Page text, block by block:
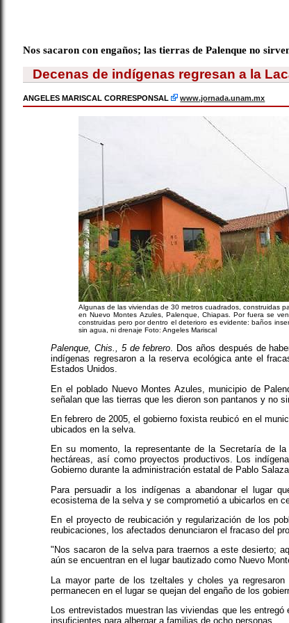
Nos sacaron con engaños; las tierras de Palenque no
Decenas de indígenas regresan a la
ANGELES MARISCAL CORRESPONSAL www.jornada.unam.mx
Algunas de las viviendas de 30 metros cuadrados, construidas
en Nuevo Montes Azules, Palenque, Chiapas. Por fuera se
construidas pero por dentro el deterioro es evidente: baños
sin agua, ni drenaje Foto: Angeles Mariscal
Palenque, Chis., 5 de febrero. Dos años después de
indígenas regresaron a la reserva ecológica ante el
Estados Unidos.
En el poblado Nuevo Montes Azules, municipio de
señalan que las tierras que les dieron son pantanos y no
En febrero de 2005, el gobierno foxista reubicó en el
ubicados en la selva.
En su momento, la representante de la Secretaría de
hectáreas, así como proyectos productivos. Los
Gobierno durante la administración estatal de Pablo
Para persuadir a los indígenas a abandonar el lugar
ecosistema de la selva y se comprometió a ubicarlos en
En el proyecto de reubicación y regularización de los
reubicaciones, los afectados denunciaron el fracaso del
"Nos sacaron de la selva para traernos a este desierto;
aún se encuentran en el lugar bautizado como Nuevo
La mayor parte de los tzeltales y choles ya
permanecen en el lugar se quejan del engaño de los
Los entrevistados muestran las viviendas que les
insuficientes para albergar a familias de ocho personas.